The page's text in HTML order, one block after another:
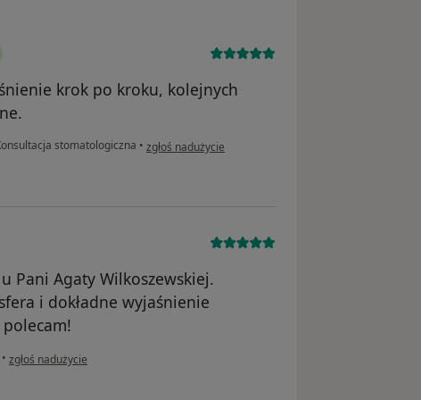
krok po kroku, kolejnych
stomatologiczna • w opinii użytkownika Małgorzata
zgłoś nadużycie
Pani Agaty Wilkoszewskiej.
i dokładne wyjaśnienie
• w opinii użytkownika Daniil
zgłoś nadużycie